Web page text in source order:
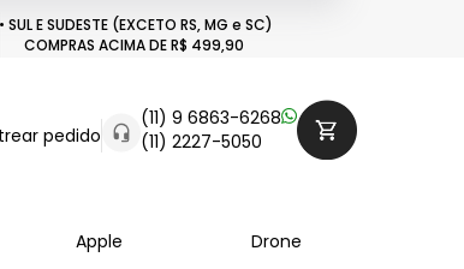
• SUL E SUDESTE (EXCETO RS, MG e SC)
COMPRAS ACIMA DE R$ 499,90
pedido
(11) 9 6863-6268
(11) 2227-5050
Apple Drone